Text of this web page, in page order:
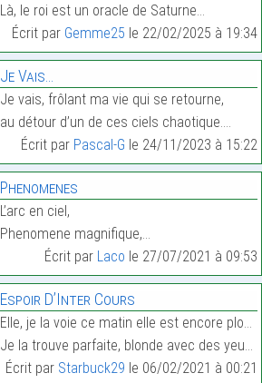
Là, le roi est un oracle de Saturne…
Écrit par Gemme25 le 22/02/2025 à 19:34
Je Vais…
Je vais, frôlant ma vie qui se retourne,
au détour d’un de ces ciels chaotique.…
Écrit par Pascal-G le 24/11/2023 à 15:22
Phenomenes
L’arc en ciel,
Phenomene magnifique,…
Écrit par Laco le 27/07/2021 à 09:53
Espoir D’Inter Cours
Elle, je la voie ce matin elle est encore plongée
Je la trouve parfaite, blonde avec des yeux marron…
Écrit par Starbuck29 le 06/02/2021 à 00:21